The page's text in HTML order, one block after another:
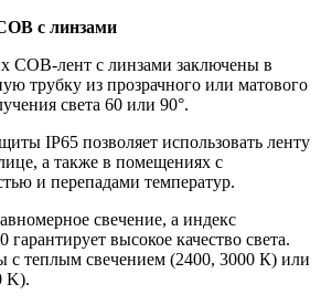
с линзами
СОВ-лент с линзами заключены в
трубку из прозрачного или матового
света 60 или 90°.
IP65 позволяет использовать ленту
а также в помещениях с
и перепадами температур.
свечение, а индекс
гарантирует высокое качество света.
теплым свечением (2400, 3000 К) или
K).